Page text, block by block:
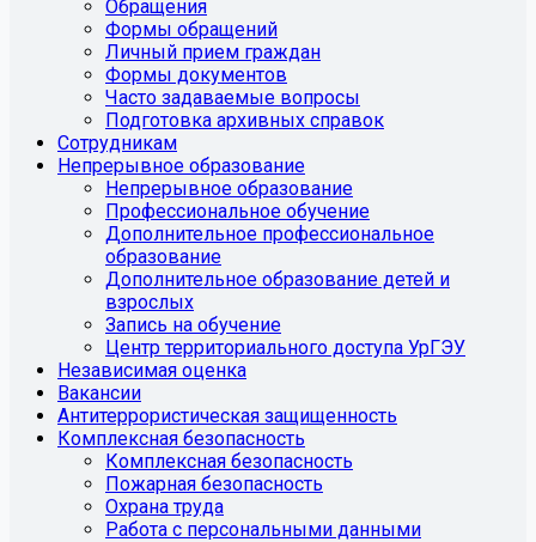
Обращения
Формы обращений
Личный прием граждан
Формы документов
Часто задаваемые вопросы
Подготовка архивных справок
Сотрудникам
Непрерывное образование
Непрерывное образование
Профессиональное обучение
Дополнительное профессиональное
образование
Дополнительное образование детей и
взрослых
Запись на обучение
Центр территориального доступа УрГЭУ
Независимая оценка
Вакансии
Антитеррористическая защищенность
Комплексная безопасность
Комплексная безопасность
Пожарная безопасность
Охрана труда
Работа с персональными данными